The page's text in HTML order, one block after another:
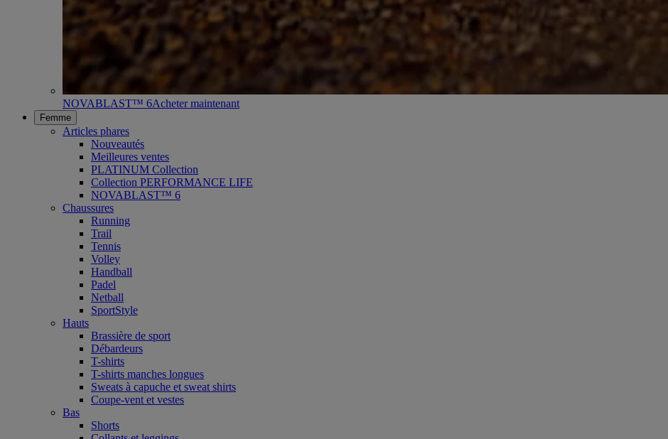
NOVABLAST™ 6Acheter maintenant
Femme
Articles phares
Nouveautés
Meilleures ventes
PLATINUM Collection
Collection PERFORMANCE LIFE
NOVABLAST™ 6
Chaussures
Running
Trail
Tennis
Volley
Handball
Padel
Netball
SportStyle
Hauts
Brassière de sport
Débardeurs
T-shirts
T-shirts manches longues
Sweats à capuche et sweat shirts
Coupe-vent et vestes
Bas
Shorts